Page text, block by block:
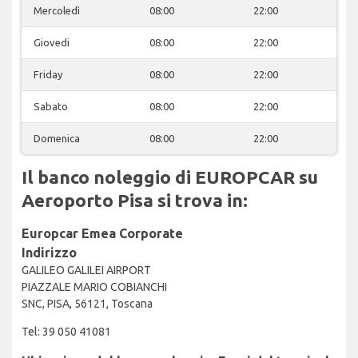
Mercoledì 08:00 22:00
Giovedi 08:00 22:00
Friday 08:00 22:00
Sabato 08:00 22:00
Domenica 08:00 22:00
Il banco noleggio di EUROPCAR su
Aeroporto Pisa si trova in:
Europcar Emea Corporate
Indirizzo
GALILEO GALILEI AIRPORT
PIAZZALE MARIO COBIANCHI
SNC, PISA, 56121, Toscana
Tel: 39 050 41081